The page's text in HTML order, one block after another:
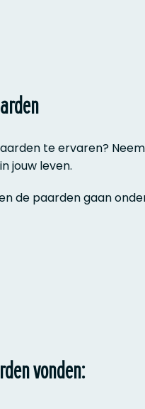
te ervaren?
jouw leven.
de paarden gaan
vonden: